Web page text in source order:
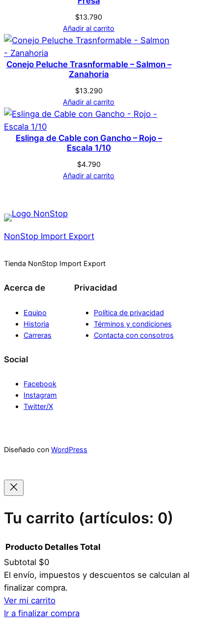
$13.790
Añadir al carrito
Conejo Peluche Trasnformable – Salmon –
Zanahoria
$13.290
Añadir al carrito
Eslinga de Cable con Gancho – Rojo –
Escala 1/10
$4.790
Añadir al carrito
NonStop Import Export
Tienda NonStop Import Export
Acerca de
Equipo
Historia
Carreras
Privacidad
Política de privacidad
Términos y condiciones
Contacta con consotros
Social
Facebook
Instagram
Twitter/X
Diseñado con WordPress
Tu carrito (artículos: 0)
Productos
del
carrito
Producto Detalles Total
Subtotal $0
El envío, impuestos y descuentos se calculan al
finalizar compra.
Ver mi carrito
Ir a finalizar compra